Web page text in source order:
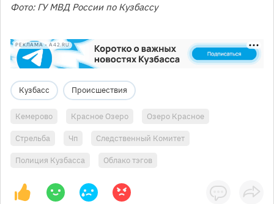
Фото: ГУ МВД России по Кузбассу
РЕКЛАМА • A42.RU
Кузбасс Происшествия
Кемерово Красное Озеро Озеро Красное
Стрельба Чп Следственный Комитет
Полиция Кузбасса Облако тэгов